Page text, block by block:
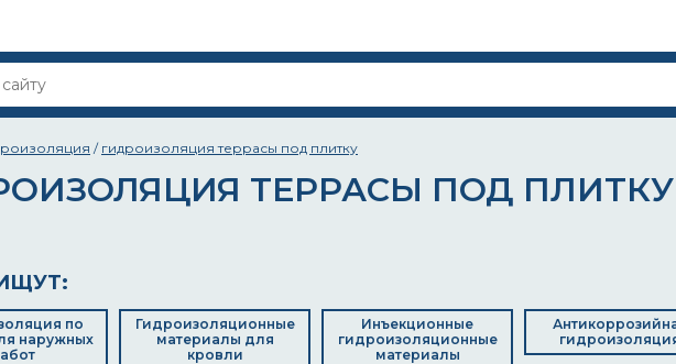
/ гидроизоляция террасы под плитку
ТЕРРАСЫ ПОД ПЛИТКУ
по
наружных
Гидроизоляционные
материалы для
кровли
Инъекционные
гидроизоляционные
материалы